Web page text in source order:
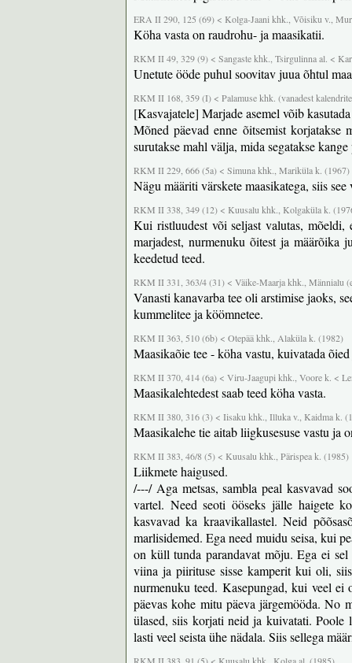
ERA II 290, 125 (69) < Kolga-Jaani khk., Võisiku v.,
Köha vasta on raudrohu- ja maasikatii.
RKM II 49, 329 (9) < Sangaste khk., Tsirgulinna al. <
Unetute ööde puhul soovitav juua õhtul
RKM II 168, 359 (I) < Palamuse khk. (vanadest
[Kasvajatele] Marjade asemel võib
Mõned päevad enne õitsemist korjatakse
surutakse mahl välja, mida segatakse
RKM II 229, 666 (5a) < Simuna khk., Mariküla k. (1967)
Nägu määriti värskete maasikatega, siis see
RKM II 338, 349 (12) < Kuusalu khk., Kolgaküla k.
Kui ristluudest või seljast valutas, mõeldi,
marjadest, nurmenuku õitest ja määrõika
keedetud teed.
RKM II 331, 363/4 (31) < Väike-Maarja khk., Männialu
Vanasti kanavarba tee oli arstimise jaoks,
kummelitee ja köömnetee.
RKM II 363, 510 (6b) < Otepää khk., Alaküla k. (1982)
Maasikaõie tee - köha vastu, kuivatada
RKM II 370, 414 (6a) < Viru-Jaagupi khk., Voore k. <
Maasikalehtedest saab teed köha vasta.
RKM II 380, 316 (3) < Iisaku khk., Illuka v., Kaidma k.
Maasikalehe tie aitab liigkusesuse vastu ja
RKM II 383, 46/8 (5) < Kuusalu khk., Pärispea k. (1985)
Liikmete haigused.
/---/ Aga metsas, sambla peal kasvavad
vartel. Need seoti ööseks jälle haigete
kasvavad ka kraavikallastel. Neid
marlisidemed. Ega need muidu seisa, kui
on küll tunda parandavat mõju. Ega ei
viina ja piirituse sisse kamperit kui oli,
nurmenuku teed. Kasepungad, kui veel
päevas kohe mitu päeva järgemööda. No
ülased, siis korjati neid ja kuivatati.
lasti veel seista ühe nädala. Siis sellega